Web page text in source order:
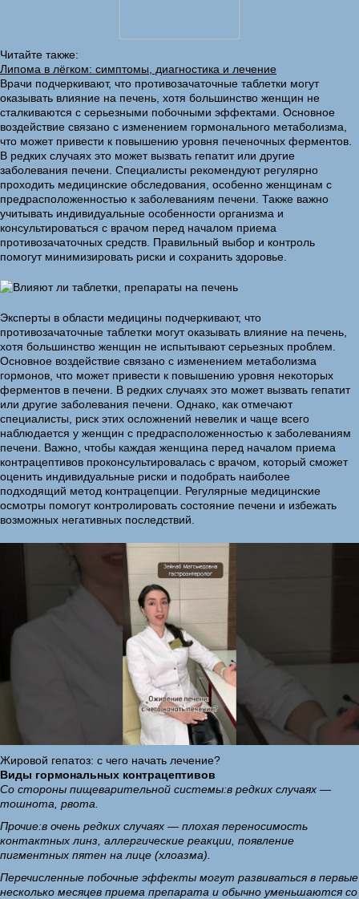
Читайте также:
Липома в лёгком: симптомы, диагностика и лечение
Врачи подчеркивают, что противозачаточные таблетки могут
оказывать влияние на печень, хотя большинство женщин не
сталкиваются с серьезными побочными эффектами. Основное
воздействие связано с изменением гормонального метаболизма,
что может привести к повышению уровня печеночных ферментов.
В редких случаях это может вызвать гепатит или другие
заболевания печени. Специалисты рекомендуют регулярно
проходить медицинские обследования, особенно женщинам с
предрасположенностью к заболеваниям печени. Также важно
учитывать индивидуальные особенности организма и
консультироваться с врачом перед началом приема
противозачаточных средств. Правильный выбор и контроль
помогут минимизировать риски и сохранить здоровье.
Эксперты в области медицины подчеркивают, что
противозачаточные таблетки могут оказывать влияние на печень,
хотя большинство женщин не испытывают серьезных проблем.
Основное воздействие связано с изменением метаболизма
гормонов, что может привести к повышению уровня некоторых
ферментов в печени. В редких случаях это может вызвать гепатит
или другие заболевания печени. Однако, как отмечают
специалисты, риск этих осложнений невелик и чаще всего
наблюдается у женщин с предрасположенностью к заболеваниям
печени. Важно, чтобы каждая женщина перед началом приема
контрацептивов проконсультировалась с врачом, который сможет
оценить индивидуальные риски и подобрать наиболее
подходящий метод контрацепции. Регулярные медицинские
осмотры помогут контролировать состояние печени и избежать
возможных негативных последствий.
Жировой гепатоз: с чего начать лечение?
Виды гормональных контрацептивов
Со стороны пищеварительной системы:в редких случаях —
тошнота, рвота.
Прочие:в очень редких случаях — плохая переносимость
контактных линз, аллергические реакции, появление
пигментных пятен на лице (хлоазма).
Перечисленные побочные эффекты могут развиваться в первые
несколько месяцев приема препарата и обычно уменьшаются со